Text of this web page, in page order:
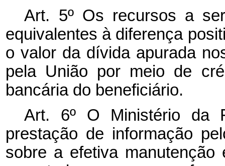
Art. 5º Os recursos a
equivalentes à diferença
o valor da dívida apurada
pela União por meio de
bancária do beneficiário.
Art. 6º O Ministério da
prestação de informação
sobre a efetiva manutenção